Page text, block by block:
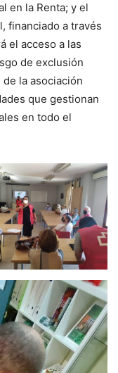
en la Renta; y el
financiado a través
el acceso a las
de exclusión
la asociación
que gestionan
en todo el